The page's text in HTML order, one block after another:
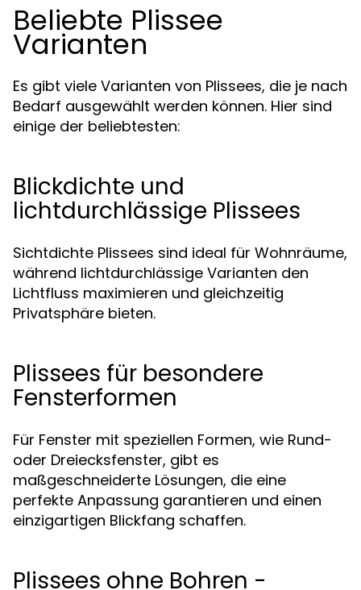
Beliebte Plissee
Varianten
Es gibt viele Varianten von Plissees, die je nach
Bedarf ausgewählt werden können. Hier sind
einige der beliebtesten:
Blickdichte und
lichtdurchlässige Plissees
Sichtdichte Plissees sind ideal für Wohnräume,
während lichtdurchlässige Varianten den
Lichtfluss maximieren und gleichzeitig
Privatsphäre bieten.
Plissees für besondere
Fensterformen
Für Fenster mit speziellen Formen, wie Rund-
oder Dreiecksfenster, gibt es
maßgeschneiderte Lösungen, die eine
perfekte Anpassung garantieren und einen
einzigartigen Blickfang schaffen.
Plissees ohne Bohren -